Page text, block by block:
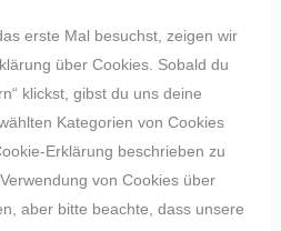
erste Mal besuchst, zeigen wir
über Cookies. Sobald du
klickst, gibst du uns deine
Kategorien von Cookies
Erklärung beschrieben zu
von Cookies über
aber bitte beachte, dass unsere